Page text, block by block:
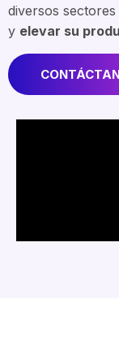
diversos
y elevar su